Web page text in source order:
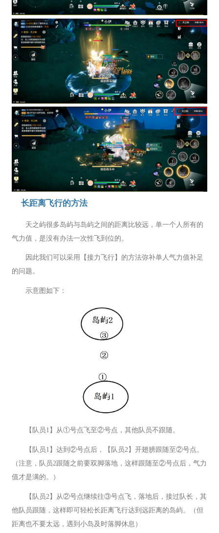
长距离飞行的方法
天之屿很多岛屿与岛屿之间的距离比较远，单一个人所有的
气力值，是没有办法一次性飞到位的。
因此我们可以采用【接力飞行】的方法弥补单人气力值补足
的问题。
示意图如下：
【队员1】从①号点飞至②号点，其他队员不跟随。
【队员1】达到②号点后，【队员2】开翅膀跟随至②号点。
（注意，队员2跟随之前要双脚落地，这样跟随至②号点后，气力
值才是满的。）
【队员2】从②号点继续往③号点飞，落地后，接过队长，其
他队员跟随，这样即可轻松长距离飞行达到远距离的岛屿。（但
距离也不要太远，遇到小岛及时落脚休息）